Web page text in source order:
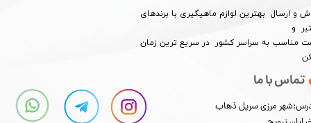
و ارسال بهترین لوازم ماهیگیری با برندهای
و
مناسب به سراسر کشور در سریع ترین زمان
تماس با ما
مرزی سرپل ذهاب